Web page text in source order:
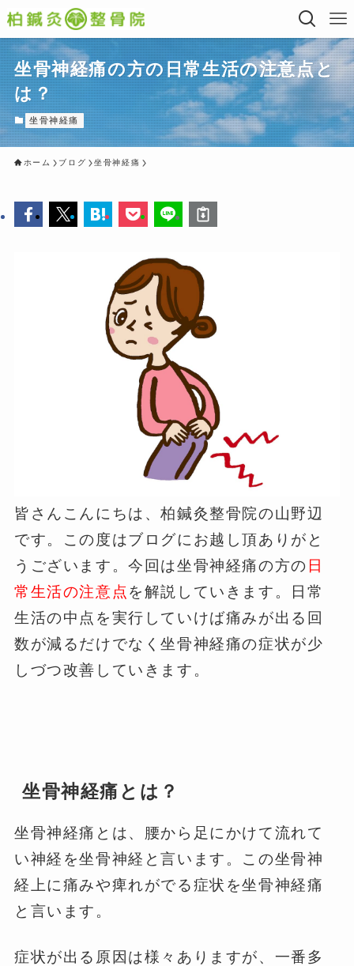
坐骨神経痛の方の日常生活の注意点と
は？
坐骨神経痛
ホーム ブログ 坐骨神経痛
皆さんこんにちは、柏鍼灸整骨院の山野辺
です。この度はブログにお越し頂ありがと
うございます。今回は坐骨神経痛の方の 日
常生活の注意点 を解説していきます。日常
生活の中点を実行していけば痛みが出る回
数が減るだけでなく坐骨神経痛の症状が少
しづつ改善していきます。
坐骨神経痛とは？
坐骨神経痛とは、腰から足にかけて流れて
い神経を坐骨神経と言います。この坐骨神
経上に痛みや痺れがでる症状を坐骨神経痛
と言います。
症状が出る原因は様々ありますが、一番多